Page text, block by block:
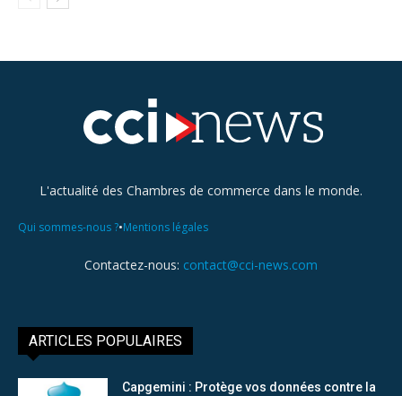
L'actualité des Chambres de commerce dans le monde.
Qui sommes-nous ?•Mentions légales
Contactez-nous: contact@cci-news.com
ARTICLES POPULAIRES
Capgemini : Protège vos données contre la